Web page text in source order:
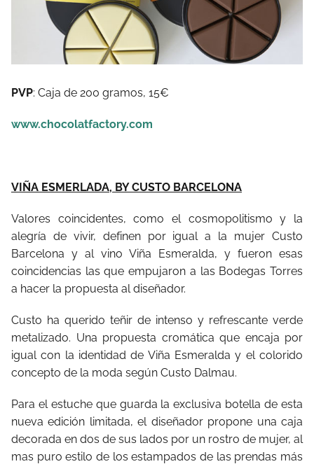
PVP: Caja de 200 gramos, 15€
www.chocolatfactory.com
VIÑA ESMERLADA, BY CUSTO BARCELONA
Valores coincidentes, como el cosmopolitismo y la
alegría de vivir, definen por igual a la mujer Custo
Barcelona y al vino Viña Esmeralda, y fueron esas
coincidencias las que empujaron a las Bodegas Torres
a hacer la propuesta al diseñador.
Custo ha querido teñir de intenso y refrescante verde
metalizado. Una propuesta cromática que encaja por
igual con la identidad de Viña Esmeralda y el colorido
concepto de la moda según Custo Dalmau.
Para el estuche que guarda la exclusiva botella de esta
nueva edición limitada, el diseñador propone una caja
decorada en dos de sus lados por un rostro de mujer, al
mas puro estilo de los estampados de las prendas más